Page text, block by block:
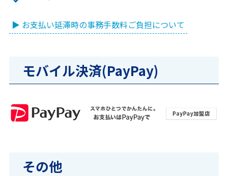
▶ お支払い延滞時の事務手数料ご負担について
モバイル決済(PayPay)
その他